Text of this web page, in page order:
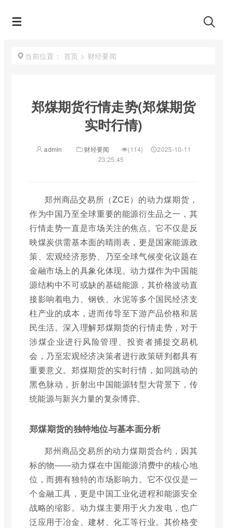
当前位置： 首页 > 财经要闻
郑煤期货行情走势(郑煤期货
实时行情)
admin 财经要闻 (114)
2025-10-11
23:25:45
郑州商品交易所（ZCE）的动力煤期货，
作为中国乃至全球重要的能源衍生品之一，其
行情走势一直是市场关注的焦点。它不仅是反
映煤炭供需基本面的晴雨表，更是国家能源政
策、宏观经济形势、乃至全球气候变化议题在
金融市场上的具象化体现。动力煤作为中国能
源结构中不可或缺的基础能源，其价格波动直
接影响着电力、钢铁、水泥等多个国民经济支
柱产业的成本，进而传导至下游产品价格和居
民生活。深入理解郑煤期货的行情走势，对于
涉煤企业进行风险管理、投资者捕捉交易机
会，乃至宏观经济决策者进行政策研判都具有
重要意义。郑煤期货的实时行情，如同跳动的
黑色脉动，折射出中国能源转型大背景下，传
统能源与新兴力量的复杂博弈。
郑煤期货的独特地位与基本面分析
郑州商品交易所的动力煤期货合约，因其
标的物——动力煤在中国能源消费中的核心地
位，而拥有独特的市场影响力。它不仅仅是一
个金融工具，更是中国工业化进程和能源安全
战略的缩影。动力煤主要用于火力发电，也广
泛应用于冶金、建材、化工等行业。其价格变